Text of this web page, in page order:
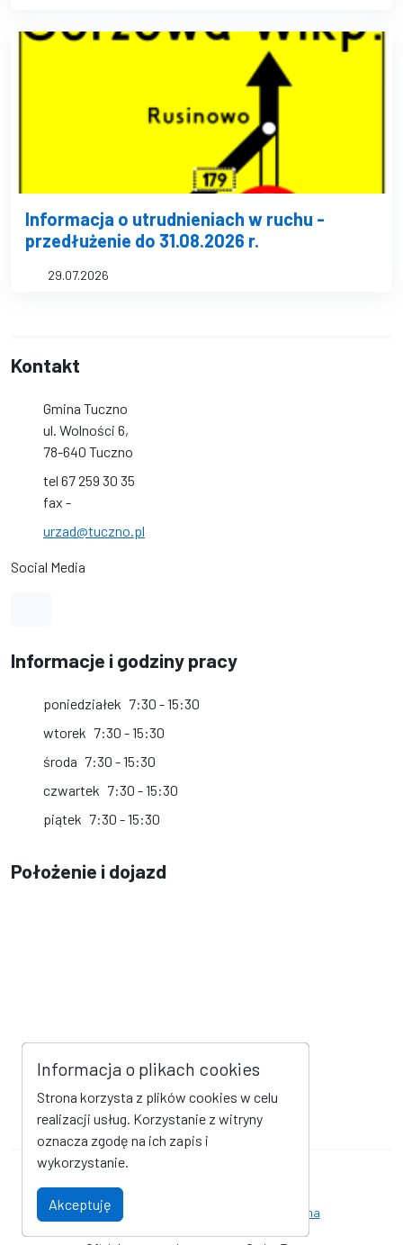
Informacja o utrudnieniach w ruchu -
przedłużenie do 31.08.2026 r.
29.07.2026
Kontakt
Gmina Tuczno
ul. Wolności 6,
78-640 Tuczno
tel 67 259 30 35
fax -
urzad@tuczno.pl
Social Media
Informacje i godziny pracy
poniedziałek 7:30 - 15:30
wtorek 7:30 - 15:30
środa 7:30 - 15:30
czwartek 7:30 - 15:30
piątek 7:30 - 15:30
Położenie i dojazd
Deklaracja dostępności Strona archiwalna
Informacja o plikach cookies
Strona korzysta z plików cookies w celu
realizacji usług. Korzystanie z witryny
oznacza zgodę na ich zapis i
wykorzystanie.
Akceptuję